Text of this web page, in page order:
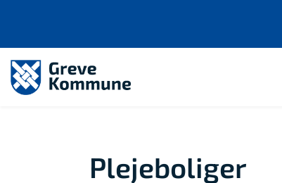
Plejeboliger